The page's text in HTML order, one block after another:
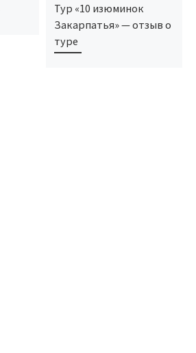
Тур «10 изюминок
Закарпатья» — отзыв о
туре